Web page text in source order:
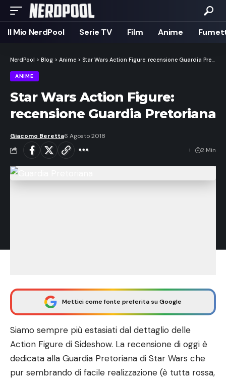
Il Mio NerdPool Serie TV Film Anime
NerdPool > Blog > Anime > Star Wars Action Figure: recensione Guardia Pretoriana
ANIME
Star Wars Action Figure:
recensione Guardia Pretoriana
Giacomo Beretta6 Agosto 2018
2 Min
Mettici come fonte preferita su Google
Siamo sempre più estasiati dal dettaglio delle
Action Figure di Sideshow. La recensione di oggi è
dedicata alla Guardia Pretoriana di Star Wars che
pur sembrando di facile realizzazione (è tutta rossa,